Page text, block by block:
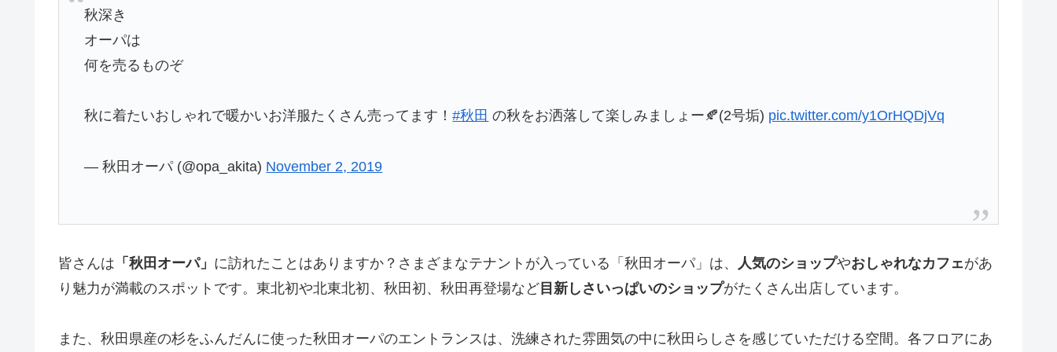
秋深き
オーパは
何を売るものぞ
秋に着たいおしゃれで暖かいお洋服たくさん売ってます！#秋田 の秋をお洒落して楽しみましょー🍂(2号垢) pic.twitter.com/y1OrHQDjVq
— 秋田オーパ (@opa_akita) November 2, 2019
皆さんは 「秋田オーパ」 に訪れたことはありますか？さまざまなテナントが入っている「秋田オーパ」は、 人気のショップやおしゃれなカフェがあ
り魅力が満載のスポットです。東北初や北東北初、秋田初、秋田再登場など 目新しさいっぱいのショップがたくさん出店しています。
また、秋田県産の杉をふんだんに使った秋田オーパのエントランスは、洗練された雰囲気の中に秋田らしさを感じていただける空間。各フロアにあ